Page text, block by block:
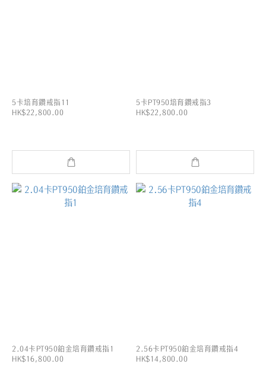
5卡培育鑽戒指11
HK$22,800.00
5卡PT950培育鑽戒指3
HK$22,800.00
2.04卡PT950鉑金培育鑽戒指1
HK$16,800.00
2.56卡PT950鉑金培育鑽戒指4
HK$14,800.00